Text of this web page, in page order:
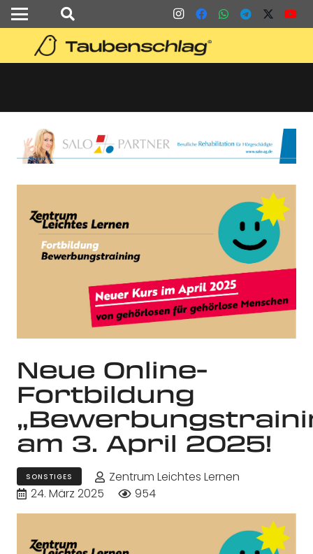
Neue Online-
Fortbildung
am 3. April 2025!
SONSTIGES
Zentrum Leichtes Lernen
24. März 2025
954